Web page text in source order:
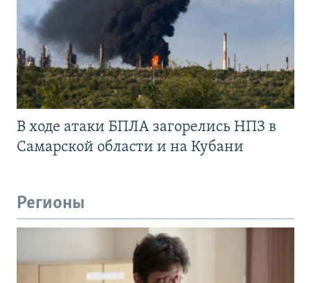
В ходе атаки БПЛА загорелись НПЗ в
Самарской области и на Кубани
Регионы